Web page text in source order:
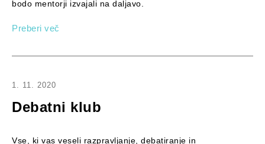
bodo mentorji izvajali na daljavo.
Preberi več
1. 11. 2020
Debatni klub
Vse, ki vas veseli razpravljanje, debatiranje in